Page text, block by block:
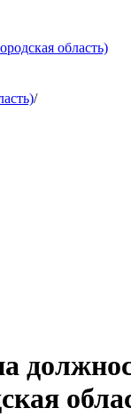
область)
/